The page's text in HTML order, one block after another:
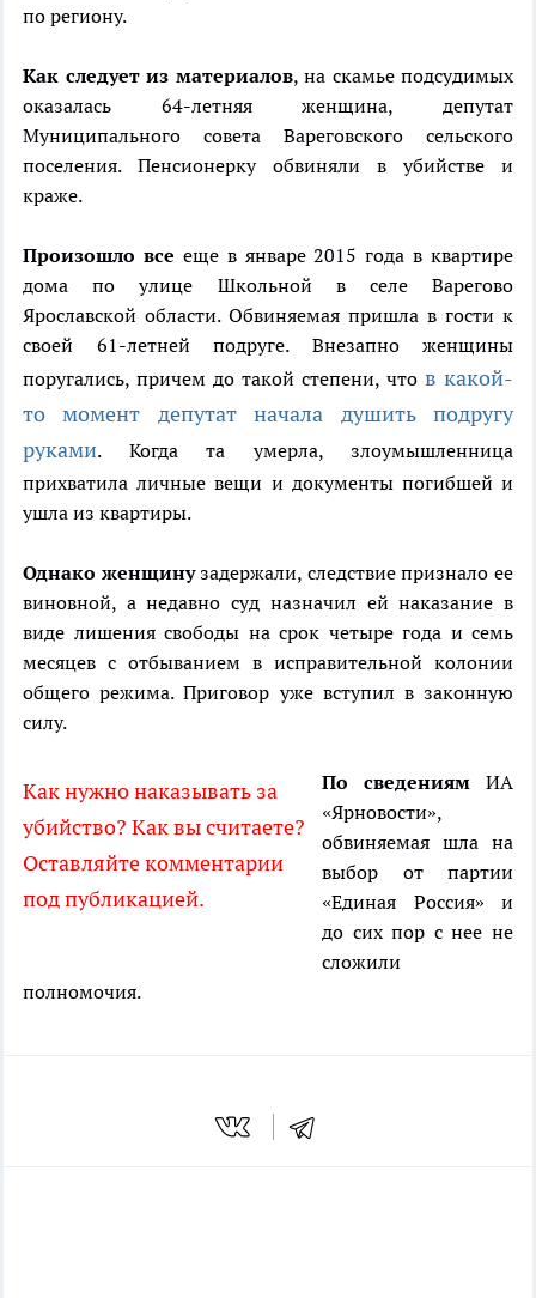
по региону.
Как следует из материалов, на скамье подсудимых
оказалась 64-летняя женщина, депутат
Муниципального совета Вареговского сельского
поселения. Пенсионерку обвиняли в убийстве и
краже.
Произошло все еще в январе 2015 года в квартире
дома по улице Школьной в селе Варегово
Ярославской области. Обвиняемая пришла в гости к
своей 61-летней подруге. Внезапно женщины
поругались, причем до такой степени, что в какой-
то момент депутат начала душить подругу
руками. Когда та умерла, злоумышленница
прихватила личные вещи и документы погибшей и
ушла из квартиры.
Однако женщинузадержали, следствие признало ее
виновной, а недавно суд назначил ей наказание в
виде лишения свободы на срок четыре года и семь
месяцев с отбыванием в исправительной колонии
общего режима. Приговор уже вступил в законную
силу.
Как нужно наказывать за
убийство? Как вы считаете?
Оставляйте комментарии
под публикацией.
По сведениям ИА
«Ярновости»,
обвиняемая шла на
выбор от партии
«Единая Россия» и
до сих пор с нее не
сложили
полномочия.